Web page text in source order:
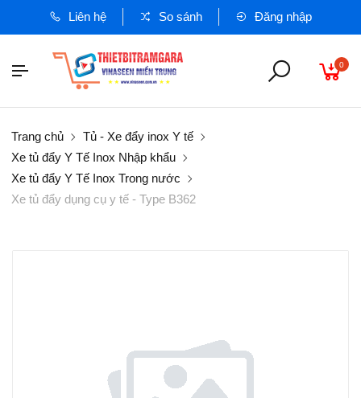
Liên hệ So sánh Đăng nhập
0
Trang chủ
Tủ - Xe đẩy inox Y tế
Xe tủ đẩy Y Tế Inox Nhập khẩu
Xe tủ đẩy Y Tế Inox Trong nước
Xe tủ đẩy dụng cụ y tế - Type B362